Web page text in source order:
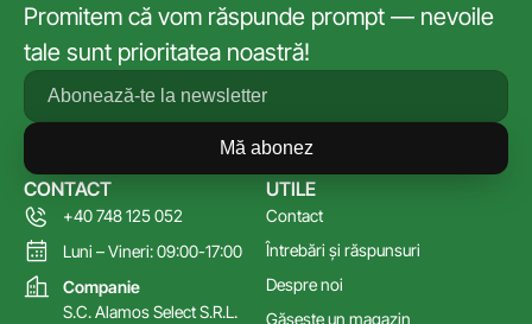
Promitem că vom răspunde prompt — nevoile
tale sunt prioritatea noastră!
Mă abonez
UTILE
Contact
Întrebări și răspunsuri
Despre noi
Găsește un magazin
CONTACT
+40 748 125 052
Luni – Vineri: 09:00-17:00
Companie
S.C. Alamos Select S.R.L.